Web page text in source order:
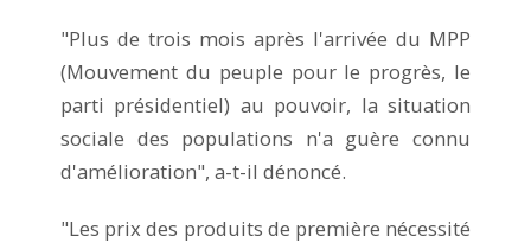
"Plus de trois mois après l'arrivée du MPP
(Mouvement du peuple pour le progrès, le
parti présidentiel) au pouvoir, la situation
sociale des populations n'a guère connu
d'amélioration", a-t-il dénoncé.
"Les prix des produits de première nécessité